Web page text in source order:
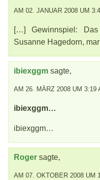
AM 02. JANUAR 2008 UM
[…] Gewinnspiel:
Susanne Hagedorn,
ibiexggm sagte,
AM 26. MÄRZ 2008 UM 3:19
ibiexggm…
ibiexggm…
Roger sagte,
AM 07. OKTOBER 2008 UM